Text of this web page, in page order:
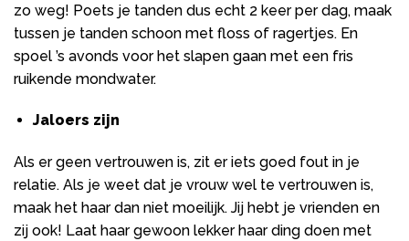
zo weg! Poets je tanden dus echt 2 keer per dag, maak
tussen je tanden schoon met floss of ragertjes. En
spoel ’s avonds voor het slapen gaan met een fris
ruikende mondwater.
Jaloers zijn
Als er geen vertrouwen is, zit er iets goed fout in je
relatie. Als je weet dat je vrouw wel te vertrouwen is,
maak het haar dan niet moeilijk. Jij hebt je vrienden en
zij ook! Laat haar gewoon lekker haar ding doen met